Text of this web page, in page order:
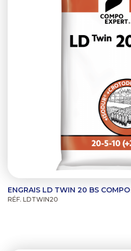
ENGRAIS LD TWIN 20 BS COMPO
RÉF. LDTWIN20